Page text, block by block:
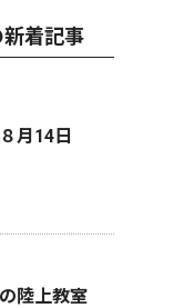
着記事
月14日
陸上教室